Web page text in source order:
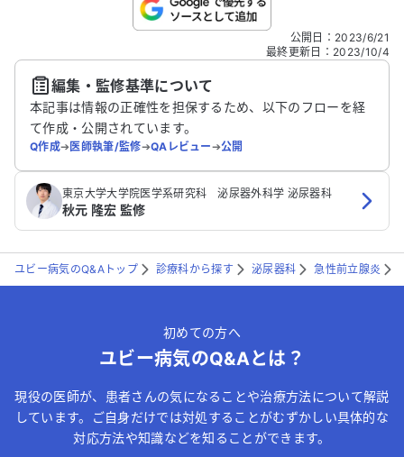
こちらは送信専用のフォームです。氏名やご自身の病気の詳細な
送信する
公開日 ： 2023/6/21
最終更新日 ： 2023/10/4
編集・監修基準について
本記事は情報の正確性を担保するため、以下のフローを経
て作成・公開されています。
Q作成➔医師執筆/監修➔QAレビュー➔公開
東京大学大学院医学系研究科 泌尿器外科学 泌尿器科
秋元 隆宏 監修
ユビー病気のQ&Aトップ 診療科から探す 泌尿器科 急性前立腺炎
初めての方へ
ユビー病気のQ&Aとは？
現役の医師が、患者さんの気になることや治療方法について解説
しています。ご自身だけでは対処することがむずかしい具体的な
対応方法や知識などを知ることができます。